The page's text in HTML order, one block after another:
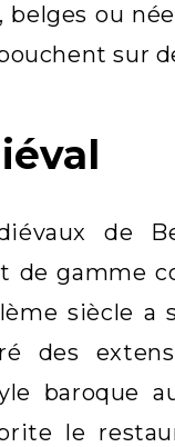
belges ou
sur
de
de gamme
siècle a
des
baroque
le